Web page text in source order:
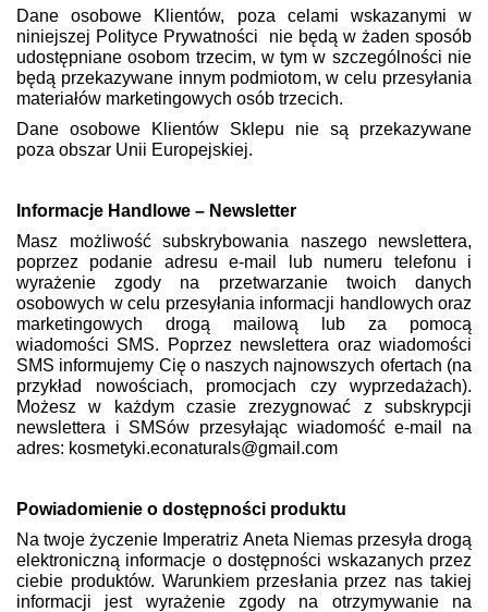
Dane osobowe Klientów, poza celami wskazanymi w
niniejszej Polityce Prywatności nie będą w żaden sposób
udostępniane osobom trzecim, w tym w szczególności nie
będą przekazywane innym podmiotom, w celu przesyłania
materiałów marketingowych osób trzecich.
Dane osobowe Klientów Sklepu nie są przekazywane
poza obszar Unii Europejskiej.
Informacje Handlowe – Newsletter
Masz możliwość subskrybowania naszego newslettera,
poprzez podanie adresu e-mail lub numeru telefonu i
wyrażenie zgody na przetwarzanie twoich danych
osobowych w celu przesyłania informacji handlowych oraz
marketingowych drogą mailową lub za pomocą
wiadomości SMS. Poprzez newslettera oraz wiadomości
SMS informujemy Cię o naszych najnowszych ofertach (na
przykład nowościach, promocjach czy wyprzedażach).
Możesz w każdym czasie zrezygnować z subskrypcji
newslettera i SMSów przesyłając wiadomość e-mail na
adres: kosmetyki.econaturals@gmail.com
Powiadomienie o dostępności produktu
Na twoje życzenie Imperatriz Aneta Niemas przesyła drogą
elektroniczną informacje o dostępności wskazanych przez
ciebie produktów. Warunkiem przesłania przez nas takiej
informacji jest wyrażenie zgody na otrzymywanie na